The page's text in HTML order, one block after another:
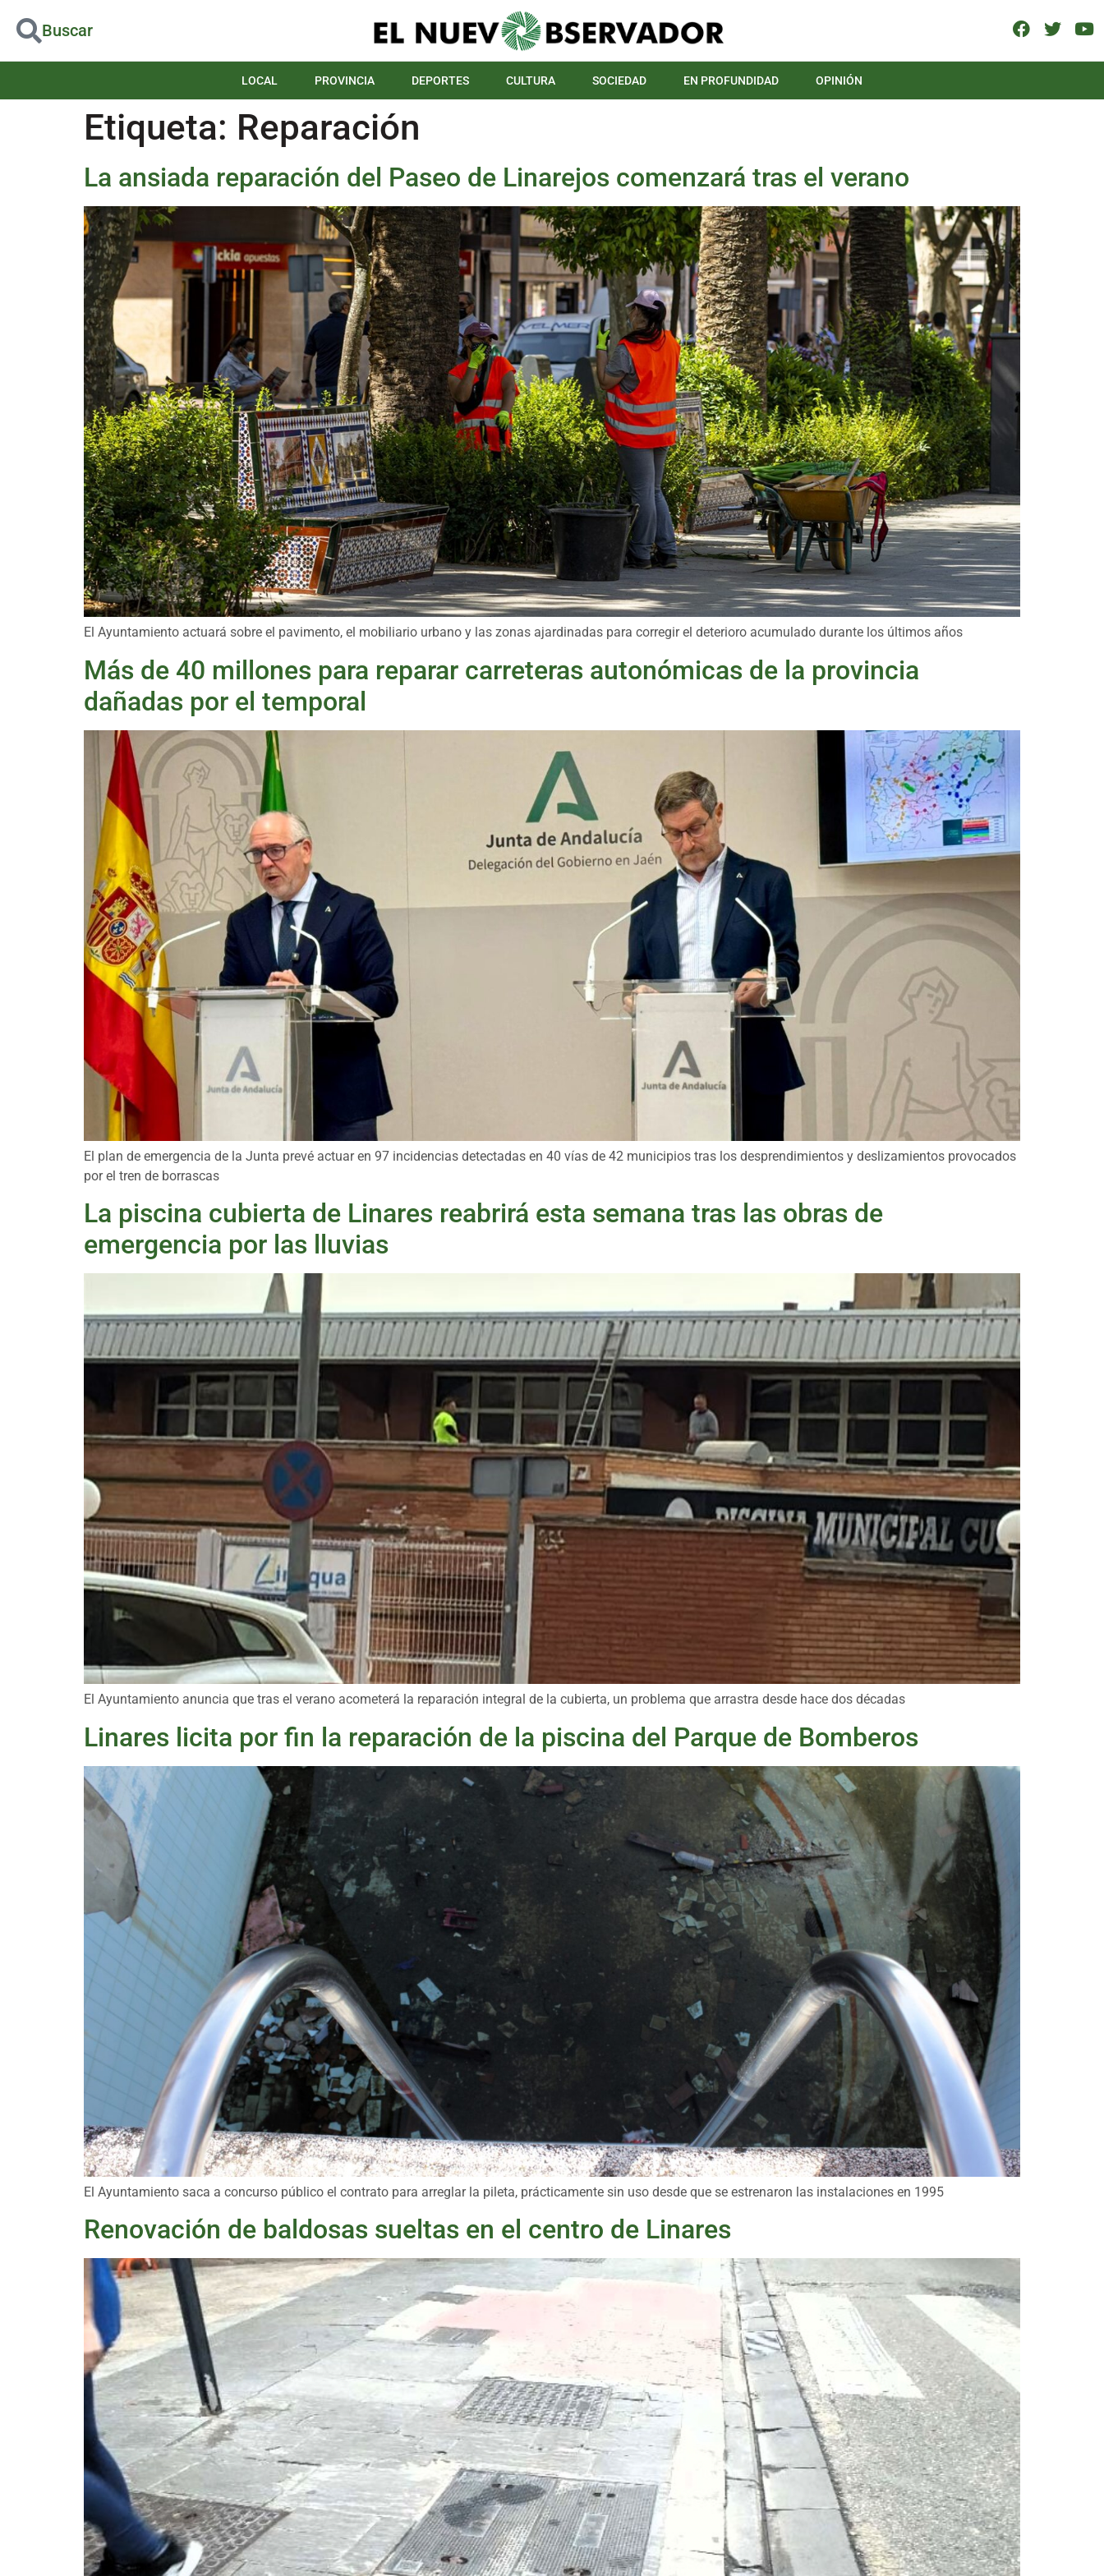
Buscar
LOCAL PROVINCIA DEPORTES CULTURA SOCIEDAD EN PROFUNDIDAD OPINIÓN
Etiqueta: Reparación
La ansiada reparación del Paseo de Linarejos comenzará tras el verano
El Ayuntamiento actuará sobre el pavimento, el mobiliario urbano y las zonas ajardinadas para corregir el deterioro acumulado durante los últimos años
Más de 40 millones para reparar carreteras autonómicas de la provincia
dañadas por el temporal
El plan de emergencia de la Junta prevé actuar en 97 incidencias detectadas en 40 vías de 42 municipios tras los desprendimientos y deslizamientos provocados
por el tren de borrascas
La piscina cubierta de Linares reabrirá esta semana tras las obras de
emergencia por las lluvias
El Ayuntamiento anuncia que tras el verano acometerá la reparación integral de la cubierta, un problema que arrastra desde hace dos décadas
Linares licita por fin la reparación de la piscina del Parque de Bomberos
El Ayuntamiento saca a concurso público el contrato para arreglar la pileta, prácticamente sin uso desde que se estrenaron las instalaciones en 1995
Renovación de baldosas sueltas en el centro de Linares